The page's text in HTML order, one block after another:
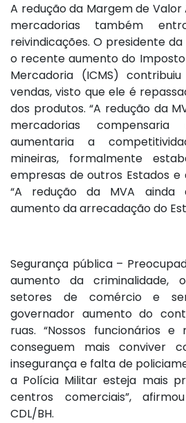
A redução da Margem de
mercadorias também
reivindicações. O presidente da
o recente aumento do
Mercadoria (ICMS)
vendas, visto que ele é
dos produtos. “A redução da
mercadorias
aumentaria a
mineiras, formalmente
empresas de outros Estados e
“A redução da MVA ainda
aumento da arrecadação do
Segurança pública –
aumento da criminalidade,
setores de comércio e
governador aumento do
ruas. “Nossos funcionários e
conseguem mais conviver
insegurança e falta de
a Polícia Militar esteja mais
centros comerciais”,
CDL/BH.